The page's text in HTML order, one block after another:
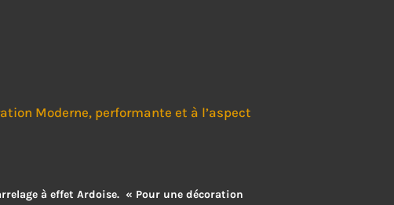
Moderne, performante et à l’aspect
à effet Ardoise. « Pour une décoration